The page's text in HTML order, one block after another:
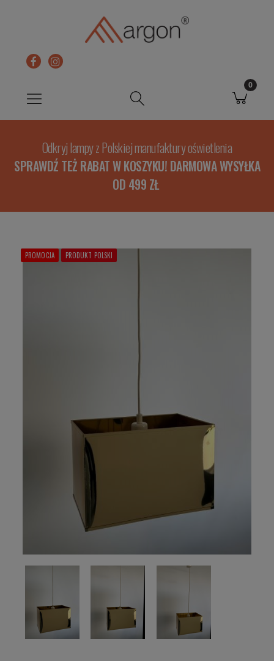
Odkryj lampy z Polskiej manufaktury oświetlenia
SPRAWDŹ TEŻ RABAT W KOSZYKU! DARMOWA WYSYŁKA
OD 499 ZŁ
PROMOCJA PRODUKT POLSKI